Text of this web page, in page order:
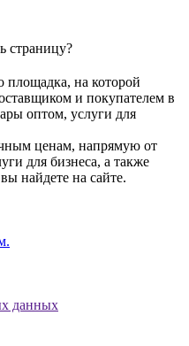
страницу?
площадка, на которой
и покупателем в
оптом, услуги для
ценам, напрямую от
для бизнеса, а также
найдете на сайте.
данных